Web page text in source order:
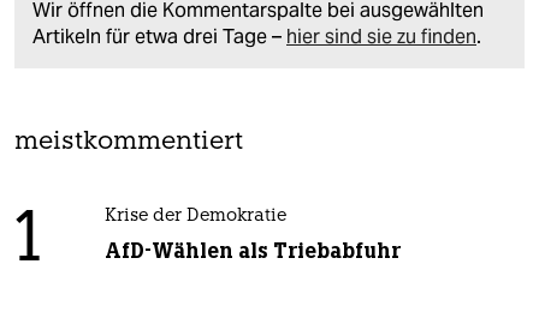
Wir öffnen die Kommentarspalte bei ausgewählten
Artikeln für etwa drei Tage – hier sind sie zu finden.
meistkommentiert
1 Krise der Demokratie
AfD-Wählen als Triebabfuhr